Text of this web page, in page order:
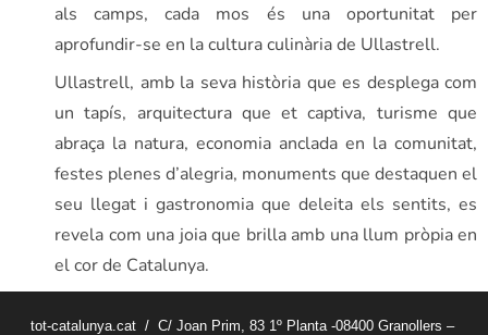
als camps, cada mos és una oportunitat per
aprofundir-se en la cultura culinària de Ullastrell.
Ullastrell, amb la seva història que es desplega com
un tapís, arquitectura que et captiva, turisme que
abraça la natura, economia anclada en la comunitat,
festes plenes d’alegria, monuments que destaquen el
seu llegat i gastronomia que deleita els sentits, es
revela com una joia que brilla amb una llum pròpia en
el cor de Catalunya.
tot-catalunya.cat / C/ Joan Prim, 83 1º Planta -08400 Granollers –